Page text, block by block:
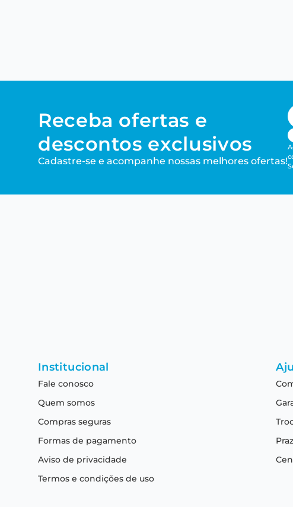
Receba ofertas e
descontos exclusivos
Cadastre-se e acompanhe nossas melhores ofertas!
Institucional
Fale conosco
Quem somos
Compras seguras
Formas de pagamento
Aviso de privacidade
Termos e condições de uso